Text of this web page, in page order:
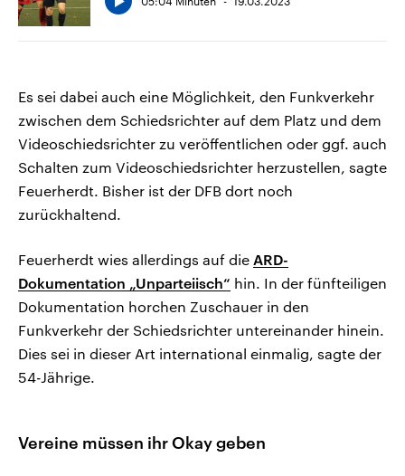
Es sei dabei auch eine Möglichkeit, den Funkverkehr
zwischen dem Schiedsrichter auf dem Platz und dem
Videoschiedsrichter zu veröffentlichen oder ggf. auch
Schalten zum Videoschiedsrichter herzustellen, sagte
Feuerherdt. Bisher ist der DFB dort noch
zurückhaltend.
Feuerherdt wies allerdings auf die ARD-
Dokumentation „Unparteiisch“ hin. In der fünfteiligen
Dokumentation horchen Zuschauer in den
Funkverkehr der Schiedsrichter untereinander hinein.
Dies sei in dieser Art international einmalig, sagte der
54-Jährige.
Vereine müssen ihr Okay geben